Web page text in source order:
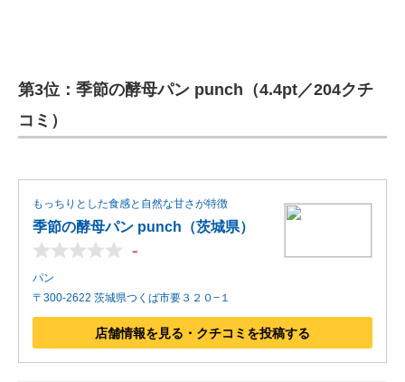
第3位：季節の酵母パン punch（4.4pt／204クチ
コミ）
もっちりとした食感と自然な甘さが特徴
季節の酵母パン punch（茨城県）
-
パン
〒300-2622 茨城県つくば市要３２０−１
店舗情報を見る・クチコミを投稿する